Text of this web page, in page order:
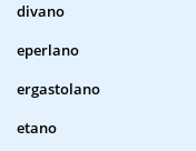
divano
eperlano
ergastolano
etano